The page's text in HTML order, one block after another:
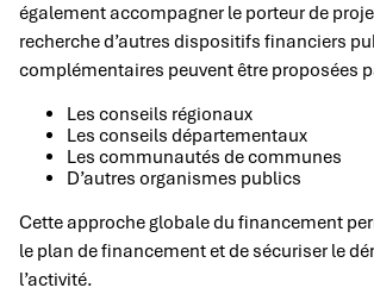
également accompagner le porteur de
recherche d’autres dispositifs financiers
complémentaires peuvent être proposées
Les conseils régionaux
Les conseils départementaux
Les communautés de communes
D’autres organismes publics
Cette approche globale du financement
le plan de financement et de sécuriser le
l’activité.